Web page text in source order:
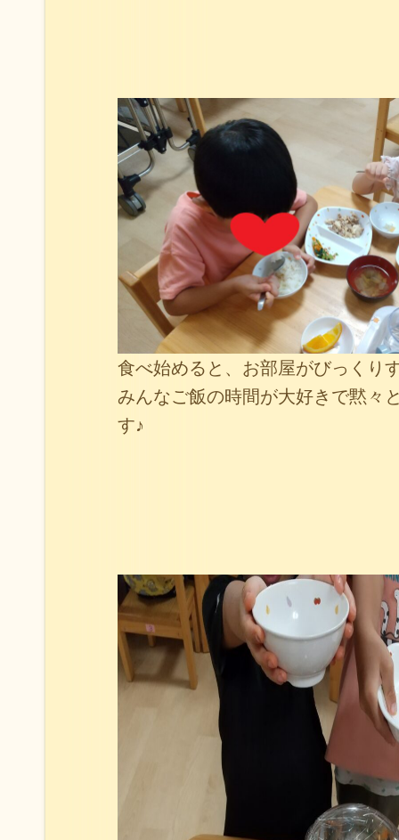
食べ始めると、お部屋がびっくり
みんなご飯の時間が大好きで黙々
す♪